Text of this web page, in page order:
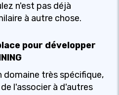
n'est pas déjà
à autre chose.
pour développer
domaine très spécifique,
l'associer à d'autres